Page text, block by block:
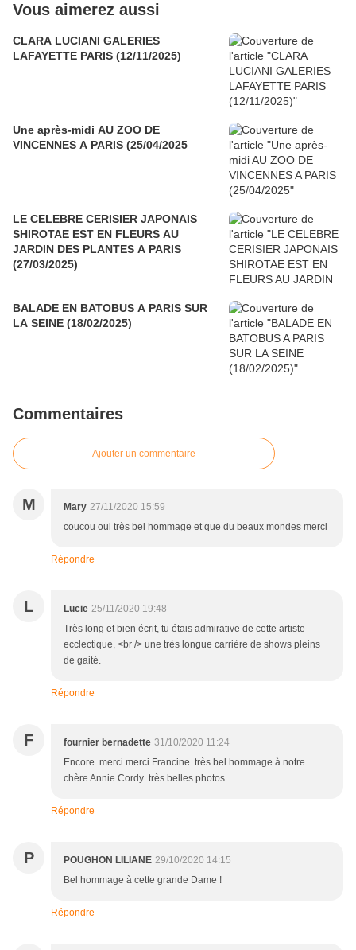
Vous aimerez aussi
CLARA LUCIANI GALERIES
LAFAYETTE PARIS (12/11/2025)
Une après-midi AU ZOO DE
VINCENNES A PARIS (25/04/2025
LE CELEBRE CERISIER JAPONAIS
SHIROTAE EST EN FLEURS AU
JARDIN DES PLANTES A PARIS
(27/03/2025)
BALADE EN BATOBUS A PARIS SUR
LA SEINE (18/02/2025)
Commentaires
Ajouter un commentaire
M Mary 27/11/2020 15:59
coucou oui très bel hommage et que du beaux mondes merci
Répondre
L Lucie 25/11/2020 19:48
Très long et bien écrit, tu étais admirative de cette artiste
ecclectique, <br /> une très longue carrière de shows pleins
de gaité.
Répondre
F fournier bernadette 31/10/2020 11:24
Encore .merci merci Francine .très bel hommage à notre
chère Annie Cordy .très belles photos
Répondre
P POUGHON LILIANE 29/10/2020 14:15
Bel hommage à cette grande Dame !
Répondre